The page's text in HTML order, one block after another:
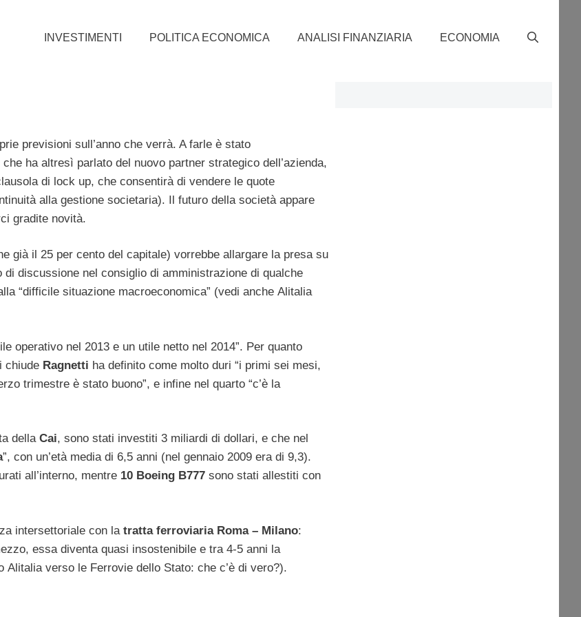
INVESTIMENTI POLITICA ECONOMICA ANALISI FINANZIARIA ECONOMIA
previsioni sull’anno che verrà. A farle è stato
che ha altresì parlato del nuovo partner strategico dell’azienda,
di lock up, che consentirà di vendere le quote
alla gestione societaria). Il futuro della società appare
gradite novità.
già il 25 per cento del capitale) vorrebbe allargare la presa su
discussione nel consiglio di amministrazione di qualche
“difficile situazione macroeconomica” (vedi anche Alitalia
operativo nel 2013 e un utile netto nel 2014”. Per quanto
chiude Ragnetti ha definito come molto duri “i primi sei mesi,
trimestre è stato buono”, e infine nel quarto “c’è la
della Cai, sono stati investiti 3 miliardi di dollari, e che nel
”, con un’età media di 6,5 anni (nel gennaio 2009 era di 9,3).
all’interno, mentre 10 Boeing B777 sono stati allestiti con
intersettoriale con la tratta ferroviaria Roma – Milano:
essa diventa quasi insostenibile e tra 4-5 anni la
Alitalia verso le Ferrovie dello Stato: che c’è di vero?).